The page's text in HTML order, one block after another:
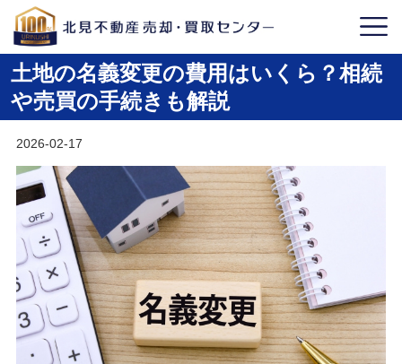
土地の名義変更の費用はいくら？相続
や売買の手続きも解説
2026-02-17